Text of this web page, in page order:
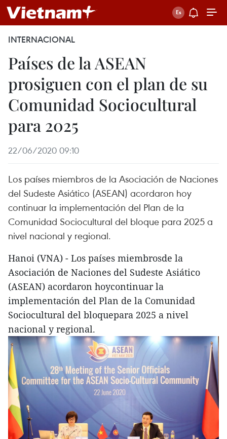
INTERNACIONAL
Países de la ASEAN
prosiguen con el plan de su
Comunidad Sociocultural
para 2025
22/06/2020 09:10
Los países miembros de la Asociación de Naciones
del Sudeste Asiático (ASEAN) acordaron hoy
continuar la implementación del Plan de la
Comunidad Sociocultural del bloque para 2025 a
nivel nacional y regional.
Hanoi (VNA) - Los países miembrosde la
Asociación de Naciones del Sudeste Asiático
(ASEAN) acordaron hoycontinuar la
implementación del Plan de la Comunidad
Sociocultural del bloquepara 2025 a nivel
nacional y regional.